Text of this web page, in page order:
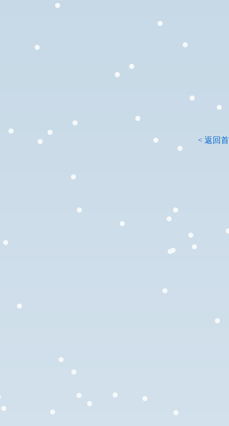
< 返回